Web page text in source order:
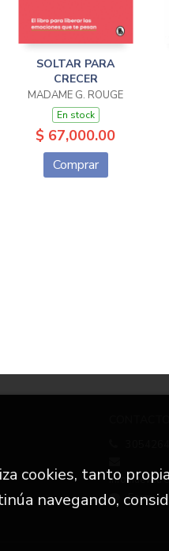
SOLTAR PARA
CRECER
MADAME G. ROUGE
En stock
$ 67,000.00
Comprar
cookies, tanto
navegando,